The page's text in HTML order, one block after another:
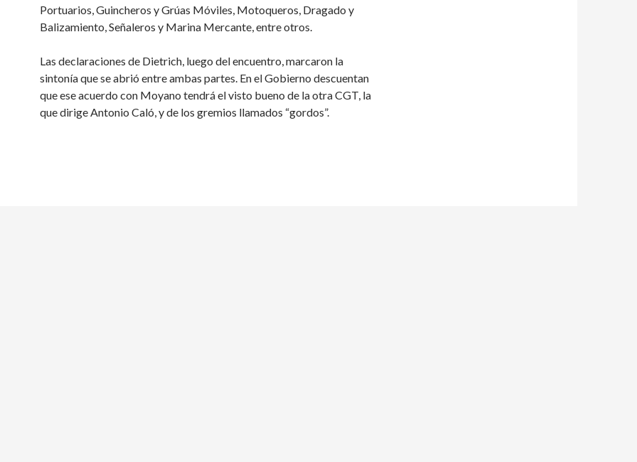
Portuarios, Guincheros y Grúas Móviles, Motoqueros, Dragado y
Balizamiento, Señaleros y Marina Mercante, entre otros.
Las declaraciones de Dietrich, luego del encuentro, marcaron la
sintonía que se abrió entre ambas partes. En el Gobierno descuentan
que ese acuerdo con Moyano tendrá el visto bueno de la otra CGT, la
que dirige Antonio Caló, y de los gremios llamados “gordos”.